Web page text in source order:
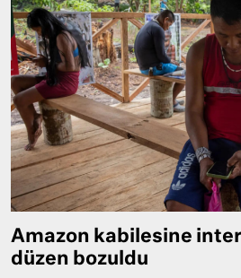
Amazon kabilesine
düzen bozuldu